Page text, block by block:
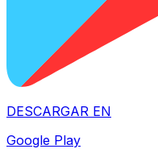
DESCARGAR EN
Google Play